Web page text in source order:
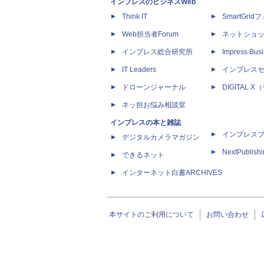
インプレスのビジネスWeb
Think IT
Web担当者Forum
インプレス総合研究所
IT Leaders
ドローンジャーナル
ネッ担お悩み相談室
インプレスの本と雑誌
デジタルカメラマガジン
できるネット
インターネット白書ARCHIVES
SmartGridフ
ネットショ
Impress
インプレス
DIGITAL X（
インプレス
本サイトのご利用について お問い合わせ